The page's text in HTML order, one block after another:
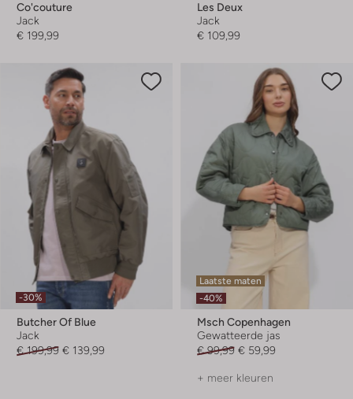
Co'couture
Jack
€ 199,99
Les Deux
Jack
€ 109,99
-30%
Butcher Of Blue
Jack
€ 199,99 € 139,99
Laatste maten
-40%
Msch Copenhagen
Gewatteerde jas
€ 99,99 € 59,99
+ meer kleuren